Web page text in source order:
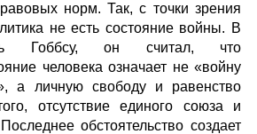
норм. Так, с точки зрения
не есть состояние войны. В
Гоббсу, он считал, что
человека означает не «войну
а личную свободу и равенство
отсутствие единого союза и
обстоятельство создает